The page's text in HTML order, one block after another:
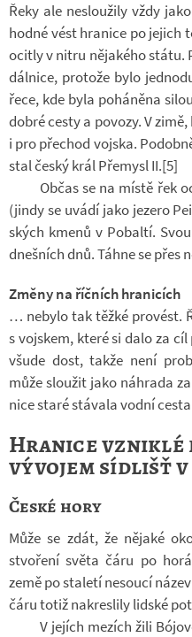
Řeky ale ne­slou­žily vždy
hodné vést hra­nice po je­jich
ocitly v nitru ně­ja­kého státu.
dál­nice, pro­tože bylo
řece, kde byla po­há­něna
dobré cesty a po­vozy. V
i pro pře­chod voj­ska.
stal český král Pře­mysl II.[5]
Občas se na místě řek
(jindy se uvádí jako je­zero
ských kmenů v Po­baltí.
dneš­ních dnů. Táhne se přes
Změny na říčních hranicích
… ne­bylo tak těžké pro­vést.
s voj­skem, které si dalo za
všude dost, takže není
může slou­žit jako ná­hrada
nice staré stá­vala vodní
Hranice vzniklé
vývojem sídlišť
České hory
Může se zdát, že ně­jaké
stvo­ření světa čáru po
země po sta­letí ne­soucí
čáru totiž na­kres­lily lid­ské
V je­jích me­zích žili